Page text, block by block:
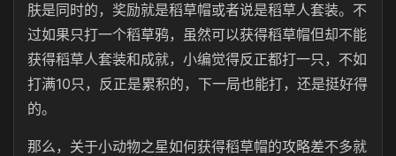
肤是同时的，奖励就是稻草帽或者说是稻草人套装。不
过如果只打一个稻草鸦，虽然可以获得稻草帽但却不能
获得稻草人套装和成就，小编觉得反正都打一只，不如
打满10只，反正是累积的，下一局也能打，还是挺好得
的。
那么，关于小动物之星如何获得稻草帽的攻略差不多就